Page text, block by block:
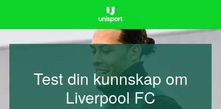
Test din kunnskap om
Liverpool FC